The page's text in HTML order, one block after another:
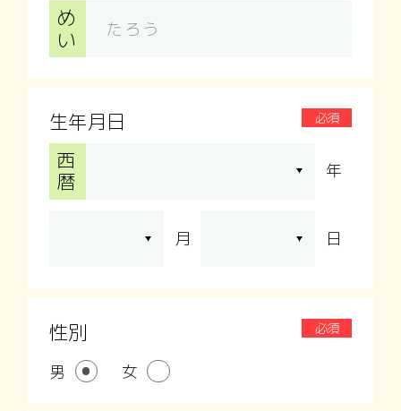
め
い
生年月日 必須
西
暦
年
月 日
性別 必須
男 女